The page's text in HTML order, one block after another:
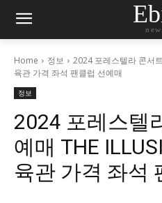
Home 정보
2024 포레스텔라 콘서
육관 가격 좌석 팬클럽 선예매
정보
2024 포레스텔
예매 THE
육관 가격 좌석